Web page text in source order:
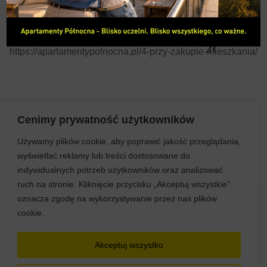
Cenimy prywatność użytkowników
Używamy plików cookie, aby poprawić jakość przeglądania,
wyświetlać reklamy lub treści dostosowane do
indywidualnych potrzeb użytkowników oraz analizować
ruch na stronie. Kliknięcie przycisku „Akceptuj wszystkie”
oznacza zgodę na wykorzystywanie przez nas plików
cookie.
Akceptuj wszystko
WIDOK 360
KONTAKT
B 38 3
97.89
m2 4 + AKO W
13
900
zł
>
https://apartamentypolnocna.pl/4-przy-zakupie-mieszkania/